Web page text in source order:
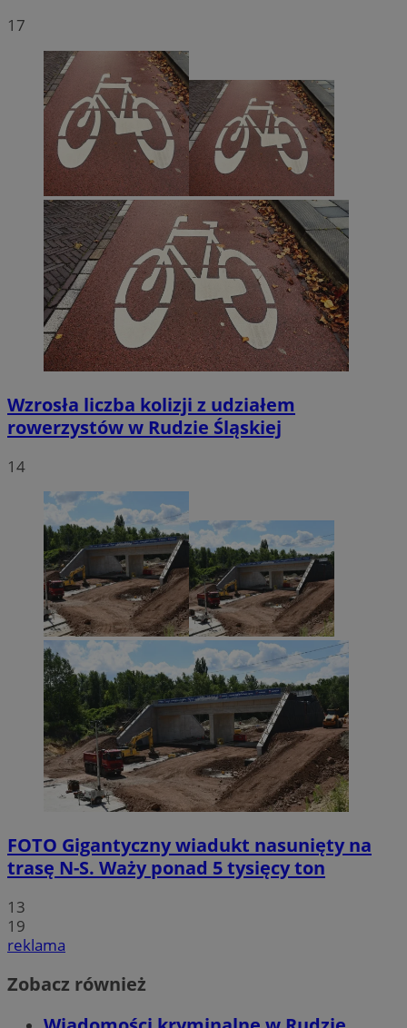
17
Wzrosła liczba kolizji z udziałem
rowerzystów w Rudzie Śląskiej
14
FOTO Gigantyczny wiadukt nasunięty na
trasę N-S. Waży ponad 5 tysięcy ton
13
19
reklama
Zobacz również